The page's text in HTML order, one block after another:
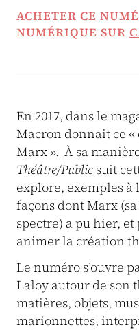
ACHETER CE
NUMÉRIQUE SUR
En 2017, dans le
Macron donnait ce «
Marx ». À sa
Théâtre/Public suit
explore, exemples à
façons dont Marx
spectre) a pu hier,
animer la création
Le numéro s’ouvre
Laloy autour de son
matières, objets,
marionnettes,